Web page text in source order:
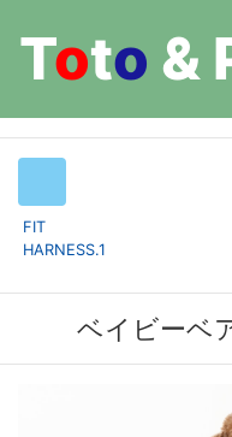
Toto &
FIT
HARNESS.1
ベイビーベ